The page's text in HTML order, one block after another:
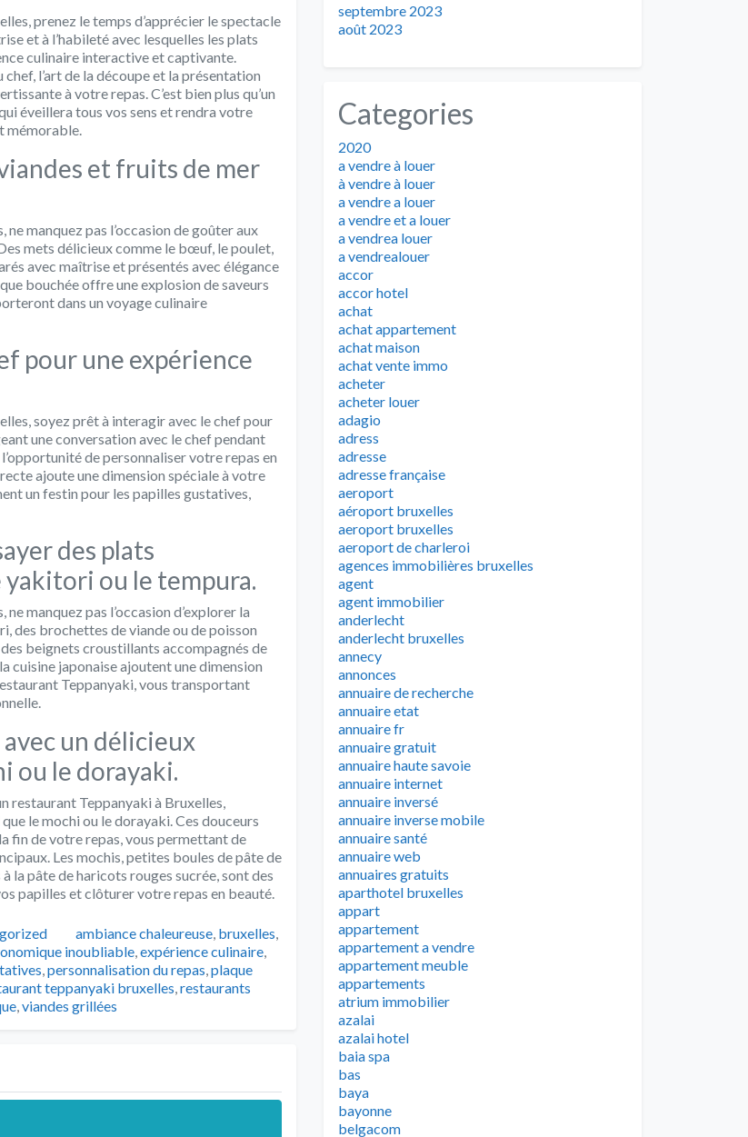
prenez le temps d’apprécier le spectacle
et à l’habileté avec lesquelles les plats
culinaire interactive et captivante.
l’art de la découpe et la présentation
à votre repas. C’est bien plus qu’un
éveillera tous vos sens et rendra votre
mémorable.
et fruits de mer
manquez pas l’occasion de goûter aux
mets délicieux comme le bœuf, le poulet,
avec maîtrise et présentés avec élégance
bouchée offre une explosion de saveurs
dans un voyage culinaire
pour une expérience
soyez prêt à interagir avec le chef pour
une conversation avec le chef pendant
de personnaliser votre repas en
ajoute une dimension spéciale à votre
un festin pour les papilles gustatives,
des plats
ou le tempura.
manquez pas l’occasion d’explorer la
des brochettes de viande ou de poisson
beignets croustillants accompagnés de
cuisine japonaise ajoutent une dimension
Teppanyaki, vous transportant
un délicieux
ou le dorayaki.
restaurant Teppanyaki à Bruxelles,
le mochi ou le dorayaki. Ces douceurs
fin de votre repas, vous permettant de
Les mochis, petites boules de pâte de
la pâte de haricots rouges sucrée, sont des
papilles et clôturer votre repas en beauté.
Tags
ambiance chaleureuse, bruxelles,
inoubliable,expérience culinaire,
,personnalisation du repas,plaque
teppanyaki bruxelles,restaurants
,viandes grillées
septembre 2023
août 2023
Categories
2020
a vendre à louer
à vendre à louer
a vendre a louer
a vendre et a louer
a vendrea louer
a vendrealouer
accor
accor hotel
achat
achat appartement
achat maison
achat vente immo
acheter
acheter louer
adagio
adress
adresse
adresse française
aeroport
aéroport bruxelles
aeroport bruxelles
aeroport de charleroi
agences immobilières bruxelles
agent
agent immobilier
anderlecht
anderlecht bruxelles
annecy
annonces
annuaire de recherche
annuaire etat
annuaire fr
annuaire gratuit
annuaire haute savoie
annuaire internet
annuaire inversé
annuaire inverse mobile
annuaire santé
annuaire web
annuaires gratuits
aparthotel bruxelles
appart
appartement
appartement a vendre
appartement meuble
appartements
atrium immobilier
azalai
azalai hotel
baia spa
bas
baya
bayonne
belgacom